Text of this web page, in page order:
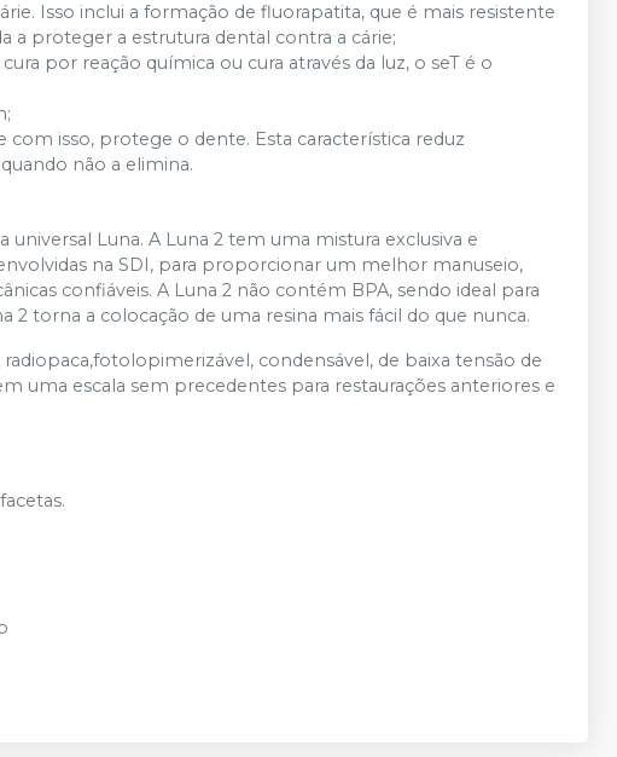
Isso inclui a formação de fluorapatita, que é mais resistente
a proteger a estrutura dental contra a cárie;
por reação química ou cura através da luz, o seT é o
isso, protege o dente. Esta característica reduz
não a elimina.
Luna. A Luna 2 tem uma mistura exclusiva e
na SDI, para proporcionar um melhor manuseio,
confiáveis. A Luna 2 não contém BPA, sendo ideal para
2 torna a colocação de uma resina mais fácil do que nunca.
condensável, de baixa tensão de
uma escala sem precedentes para restaurações anteriores e